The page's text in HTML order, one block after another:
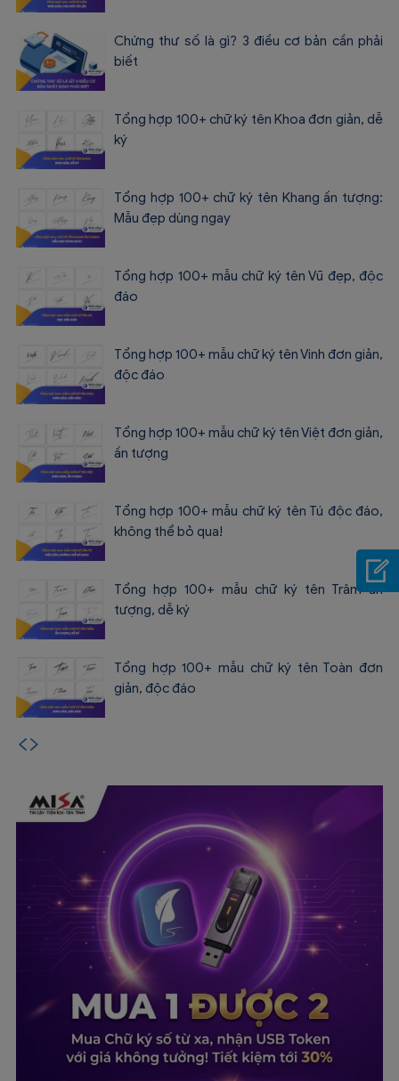
Chứng thư số là gì? 3 điều cơ bản cần phải
biết
Tổng hợp 100+ chữ ký tên Khoa đơn giản, dễ
ký
Tổng hợp 100+ chữ ký tên Khang ấn tượng:
Mẫu đẹp dùng ngay
Tổng hợp 100+ mẫu chữ ký tên Vũ đẹp, độc
đáo
Tổng hợp 100+ mẫu chữ ký tên Vinh đơn giản,
độc đáo
Tổng hợp 100+ mẫu chữ ký tên Việt đơn giản,
ấn tượng
Tổng hợp 100+ mẫu chữ ký tên Tú độc đáo,
không thể bỏ qua!
Tổng hợp 100+ mẫu chữ ký tên Trâm ấn
tượng, dễ ký
Tổng hợp 100+ mẫu chữ ký tên Toàn đơn
giản, độc đáo